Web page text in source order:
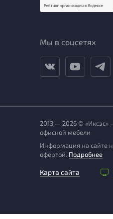
Мы в соцсетях
2013 — 2026 ©
офисной мебели
Информация на сайте
офертой. Подробнее
Карта сайта